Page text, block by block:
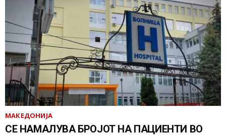
МАКЕДОНИЈА
СЕ НАМАЛУВА БРОЈОТ НА ПАЦИЕНТИ ВО